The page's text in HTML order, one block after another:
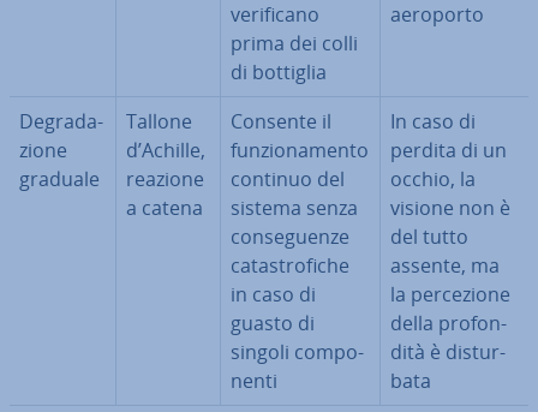
ve­ri­fi­ca­no
prima dei colli
di bottiglia
aeroporto
De­gra­da­
zio­ne
graduale
Tallone
d’Achille,
reazione
a catena
Consente il
fun­zio­na­men­to
continuo del
sistema senza
con­se­guen­ze
ca­ta­stro­fi­che
in caso di
guasto di
singoli com­po­
nen­ti
In caso di
perdita di un
occhio, la
visione non è
del tutto
assente, ma
la per­ce­zio­ne
della pro­fon­
di­tà è di­stur­
ba­ta